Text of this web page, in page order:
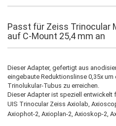
Passt für Zeiss Trinocular
auf C-Mount 25,4 mm an
Dieser Adapter, gefertigt aus
eingebaute Reduktionslinse 0,35x
Trinolukular-Tubus zu erreichen.
Dieser Adapter ist speziell entwickelt
UIS Trinocular Zeiss Axiolab,
Axiophot-2, Axioplan-2, Axioskop-2,